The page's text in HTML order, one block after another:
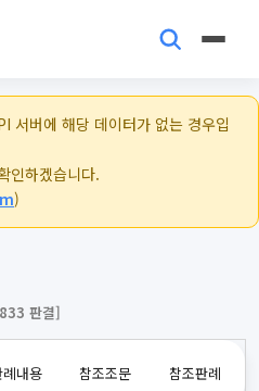
서버에 해당 데이터가 없는 경우입
인하겠습니다.
)
판결]
내용 참조조문 참조판례